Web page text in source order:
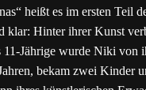
heißt es im ersten Teil
Hinter ihrer Kunst
11-Jährige wurde Niki von
bekam zwei Kinder